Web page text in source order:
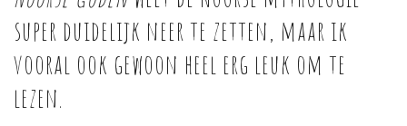
super duidelijk neer te zetten, maar ik
vooral ook gewoon heel erg leuk om te
lezen.